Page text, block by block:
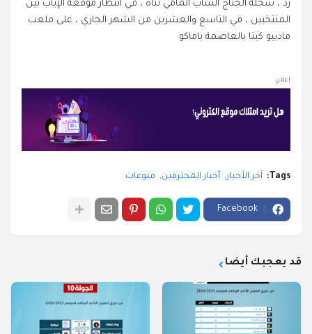
رد ، سجله الجناح الشاب المامي تتاه ، في انتظار موقعة الإياب بين
المنتخبين ، في التاسع والعشرين من الشهر الجاري ، على ملعب
ماديبو كيتا بالعاصمة باماكو
إعلان
Tags: آخر الأخبار أخبار المحترفين منوعات
Facebook
قد يعجبك أيضا